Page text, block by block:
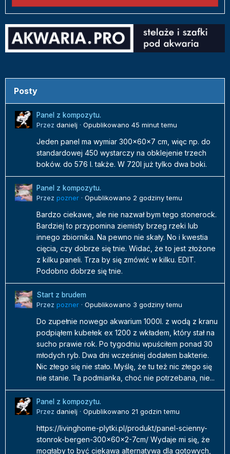
Posty
Panel z kompozytu.
Przez danielj · Opublikowano 45 minut temu
Jeden panel ma wymiar 300x60x7 cm, więc np. do
standardowej 450 wystarczy na obklejenie trzech
boków. do 576 l. także. W 720l już tylko dwa boki.
Panel z kompozytu.
Przez pozner · Opublikowano 2 godziny temu
Bardzo ciekawe, ale nie nazwał bym tego stonerock.
Bardziej to przypomina ziemisty brzeg rzeki lub
innego zbiornika. Na pewno nie skały. No i kwestia
cięcia, czy dobrze się tnie. Widać, że to jest złożone
z kilku paneli. Trza by się zmówić w kilku. EDIT.
Podobno dobrze się tnie.
Start z brudem
Przez pozner · Opublikowano 3 godziny temu
Do zupełnie nowego akwarium 1000l. z wodą z kranu
podpiąłem kubełek ex 1200 z wkładem, który stał na
sucho prawie rok. Po tygodniu wpuściłem ponad 30
młodych ryb. Dwa dni wcześniej dodałem bakterie.
Nic złego się nie stało. Myślę, że tu też nic złego się
nie stanie. Ta podmianka, choć nie potrzebana, nie...
Panel z kompozytu.
Przez danielj · Opublikowano 21 godzin temu
https://livinghome-plytki.pl/produkt/panel-scienny-
stonrok-bergen-300x60x2-7cm/ Wydaje mi się, że
mogłaby to być ciekawa alternatywa dla gotowych,